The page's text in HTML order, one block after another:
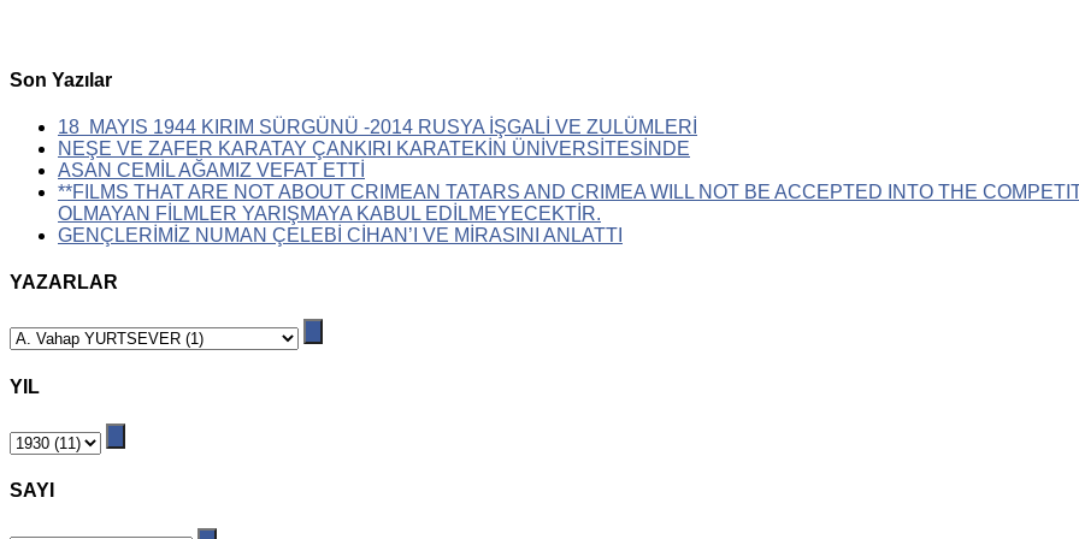
Son Yazılar
18 MAYIS 1944 KIRIM SÜRGÜNÜ -2014 RUSYA İŞGALİ VE ZULÜMLERİ
NEŞE VE ZAFER KARATAY ÇANKIRI KARATEKİN ÜNİVERSİTESİNDE
ASAN CEMİL AĞAMIZ VEFAT ETTİ
**FILMS THAT ARE NOT ABOUT CRIMEAN TATARS AND CRIMEA WILL NOT BE ACCEPTED INTO THE
OLMAYAN FİLMLER YARIŞMAYA KABUL EDİLMEYECEKTİR.
GENÇLERİMİZ NUMAN ÇELEBİ CİHAN’I VE MİRASINI ANLATTI
YAZARLAR
YIL
SAYI